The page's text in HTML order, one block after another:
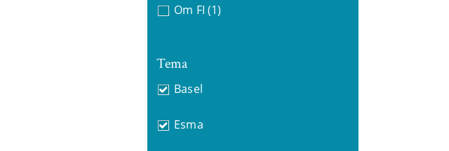
Om FI (1)
Tema
Basel
Esma